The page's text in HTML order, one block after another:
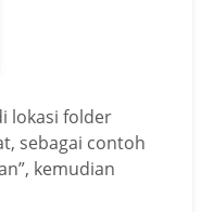
lokasi folder
sebagai contoh
kemudian